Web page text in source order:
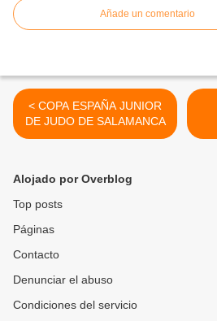
Añade un comentario
< COPA ESPAÑA JUNIOR
DE JUDO DE SALAMANCA
Alojado por Overblog
Top posts
Páginas
Contacto
Denunciar el abuso
Condiciones del servicio